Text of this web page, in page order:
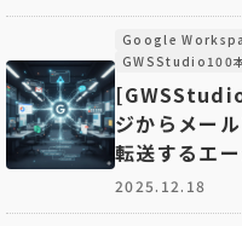
Google
GWSStudio100
ジからメー
転送するエ
2025.12.18